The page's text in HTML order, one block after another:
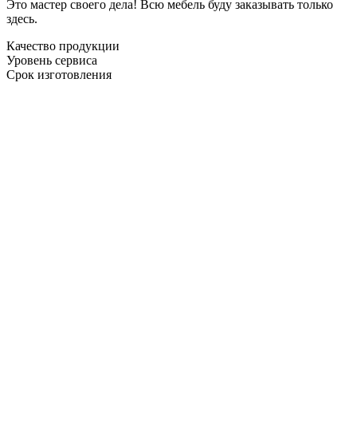
Это мастер своего дела! Всю мебель буду заказывать только
здесь.
Качество продукции
Уровень сервиса
Срок изготовления